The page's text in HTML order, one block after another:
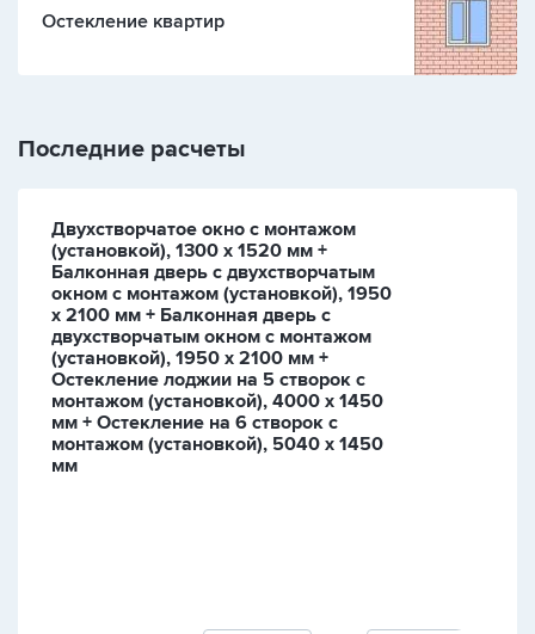
Остекление квартир
Последние расчеты
Двухстворчатое окно с монтажом
(установкой), 1300 х 1520 мм +
Балконная дверь с двухстворчатым
окном с монтажом (установкой), 1950
х 2100 мм + Балконная дверь с
двухстворчатым окном с монтажом
(установкой), 1950 х 2100 мм +
Остекление лоджии на 5 створок с
монтажом (установкой), 4000 х 1450
мм + Остекление на 6 створок с
монтажом (установкой), 5040 х 1450
мм